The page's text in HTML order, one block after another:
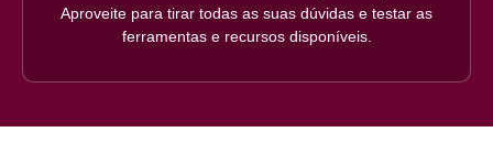
Aproveite para tirar todas as suas dúvidas e testar as
ferramentas e recursos disponíveis.